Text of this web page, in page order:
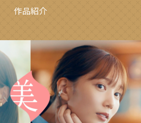
作品紹介